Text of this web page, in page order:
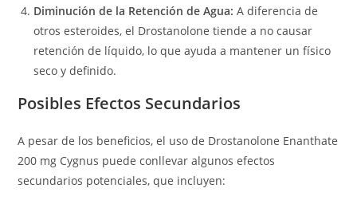
Diminución de la Retención de Agua: A diferencia de
otros esteroides, el Drostanolone tiende a no causar
retención de líquido, lo que ayuda a mantener un físico
seco y definido.
Posibles Efectos Secundarios
A pesar de los beneficios, el uso de Drostanolone Enanthate
200 mg Cygnus puede conllevar algunos efectos
secundarios potenciales, que incluyen: